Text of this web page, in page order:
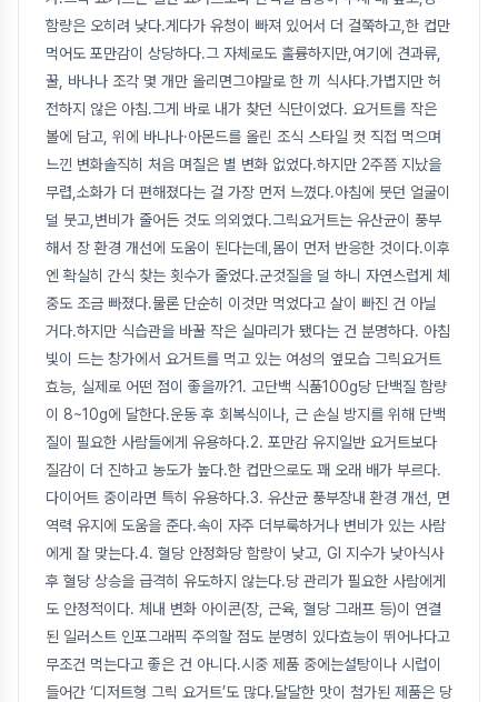
함량은 오히려 낮다.게다가 유청이 빠져 있어서 더 걸쭉하고,한 컵만
먹어도 포만감이 상당하다.그 자체로도 훌륭하지만,여기에 견과류,
꿀, 바나나 조각 몇 개만 올리면그야말로 한 끼 식사다.가볍지만 허
전하지 않은 아침.그게 바로 내가 찾던 식단이었다. 요거트를 작은
볼에 담고, 위에 바나나·아몬드를 올린 조식 스타일 컷 직접 먹으며
느낀 변화솔직히 처음 며칠은 별 변화 없었다.하지만 2주쯤 지났을
무렵,소화가 더 편해졌다는 걸 가장 먼저 느꼈다.아침에 붓던 얼굴이
덜 붓고,변비가 줄어든 것도 의외였다.그릭요거트는 유산균이 풍부
해서 장 환경 개선에 도움이 된다는데,몸이 먼저 반응한 것이다.이후
엔 확실히 간식 찾는 횟수가 줄었다.군것질을 덜 하니 자연스럽게 체
중도 조금 빠졌다.물론 단순히 이것만 먹었다고 살이 빠진 건 아닐
거다.하지만 식습관을 바꿀 작은 실마리가 됐다는 건 분명하다. 아침
빛이 드는 창가에서 요거트를 먹고 있는 여성의 옆모습 그릭요거트
효능, 실제로 어떤 점이 좋을까?1. 고단백 식품100g당 단백질 함량
이 8~10g에 달한다.운동 후 회복식이나, 근 손실 방지를 위해 단백
질이 필요한 사람들에게 유용하다.2. 포만감 유지일반 요거트보다
질감이 더 진하고 농도가 높다.한 컵만으로도 꽤 오래 배가 부르다.
다이어트 중이라면 특히 유용하다.3. 유산균 풍부장내 환경 개선, 면
역력 유지에 도움을 준다.속이 자주 더부룩하거나 변비가 있는 사람
에게 잘 맞는다.4. 혈당 안정화당 함량이 낮고, GI 지수가 낮아식사
후 혈당 상승을 급격히 유도하지 않는다.당 관리가 필요한 사람에게
도 안정적이다. 체내 변화 아이콘(장, 근육, 혈당 그래프 등)이 연결
된 일러스트 인포그래픽 주의할 점도 분명히 있다효능이 뛰어나다고
무조건 먹는다고 좋은 건 아니다.시중 제품 중에는설탕이나 시럽이
들어간 ‘디저트형 그릭 요거트’도 많다.달달한 맛이 첨가된 제품은 당